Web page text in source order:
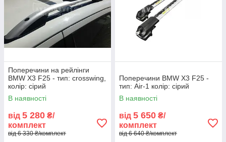
Поперечини на рейлінги
BMW X3 F25 - тип: crosswing,
колір: сірий
В наявності
від 5 280 ₴/
комплект
від 6 330 ₴/комплект
Поперечини BMW X3 F25 -
тип: Air-1 колір: сірий
В наявності
від 5 650 ₴/
комплект
від 6 640 ₴/комплект